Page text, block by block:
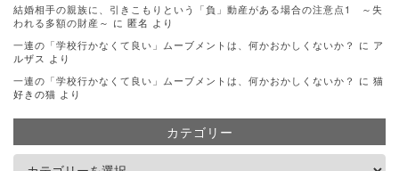
結婚相手の親族に、引きこもりという「負」動産がある場合の注意点1 ～失
われる多額の財産～ に 匿名 より
一連の「学校行かなくて良い」ムーブメントは、何かおかしくないか？ に ア
ルザス より
一連の「学校行かなくて良い」ムーブメントは、何かおかしくないか？ に 猫
好きの猫 より
カテゴリー